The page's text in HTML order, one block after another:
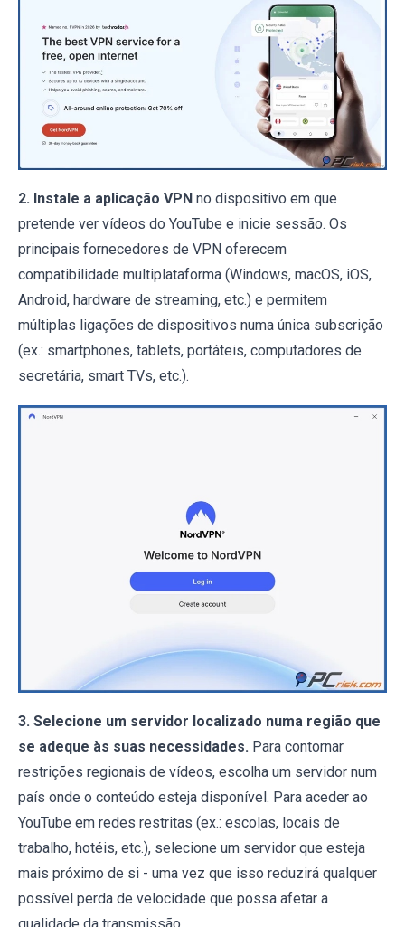
2. Instale a aplicação VPN no dispositivo em que
pretende ver vídeos do YouTube e inicie sessão. Os
principais fornecedores de VPN oferecem
compatibilidade multiplataforma (Windows, macOS, iOS,
Android, hardware de streaming, etc.) e permitem
múltiplas ligações de dispositivos numa única subscrição
(ex.: smartphones, tablets, portáteis, computadores de
secretária, smart TVs, etc.).
3. Selecione um servidor localizado numa região que
se adeque às suas necessidades. Para contornar
restrições regionais de vídeos, escolha um servidor num
país onde o conteúdo esteja disponível. Para aceder ao
YouTube em redes restritas (ex.: escolas, locais de
trabalho, hotéis, etc.), selecione um servidor que esteja
mais próximo de si - uma vez que isso reduzirá qualquer
possível perda de velocidade que possa afetar a